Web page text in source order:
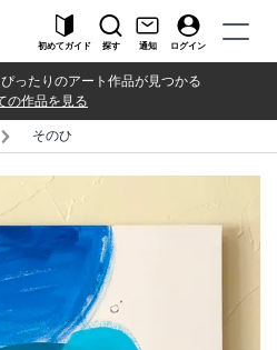
初めてガイド 探す 通知 ログイン
ったりのアート作品が見つかる
の作品を見る
そのひ